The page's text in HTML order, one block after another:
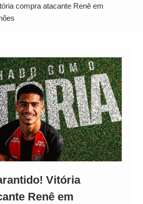
policial na Bahia prende 14
ligada a ‘Zói de Gato’, do
compra atacante Renê em
Vitória
Renê em